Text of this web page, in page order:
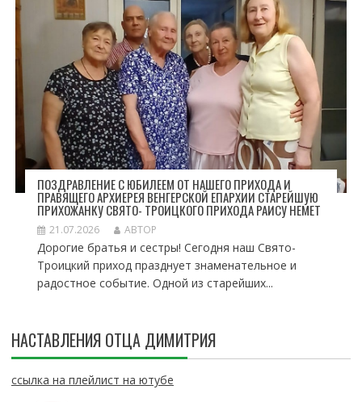
ПОЗДРАВЛЕНИЕ С ЮБИЛЕЕМ ОТ НАШЕГО ПРИХОДА И
ПРАВЯЩЕГО АРХИЕРЕЯ ВЕНГЕРСКОЙ ЕПАРХИИ СТАРЕЙШУЮ
ПРИХОЖАНКУ СВЯТО- ТРОИЦКОГО ПРИХОДА РАИСУ НЕМЕТ
21.07.2026 АВТОР
Дорогие братья и сестры! Сегодня наш Свято-
Троицкий приход празднует знаменательное и
радостное событие. Одной из старейших...
НАСТАВЛЕНИЯ ОТЦА ДИМИТРИЯ
ссылка на плейлист на ютубе